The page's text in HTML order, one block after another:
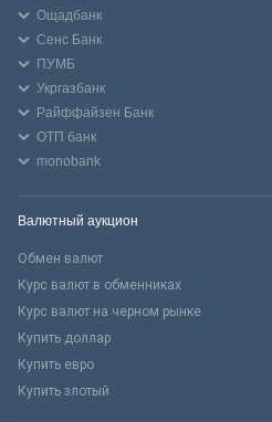
Ощадбанк
Сенс Банк
ПУМБ
Укргазбанк
Райффайзен Банк
ОТП банк
monobank
Валютный аукцион
Обмен валют
Курс валют в обменниках
Курс валют на черном рынке
Купить доллар
Купить евро
Купить злотый